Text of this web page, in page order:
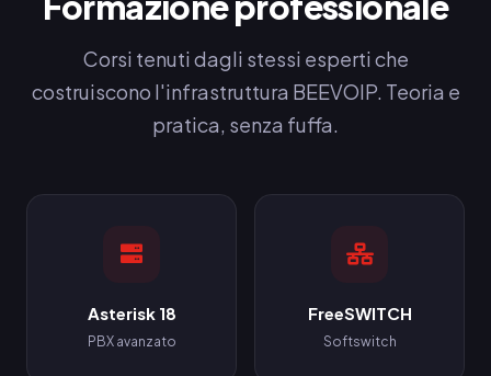
Corsi tenuti dagli stessi esperti che
costruiscono l'infrastruttura BEEVOIP. Teoria e
pratica, senza fuffa.
Asterisk 18
PBX avanzato
FreeSWITCH
Softswitch